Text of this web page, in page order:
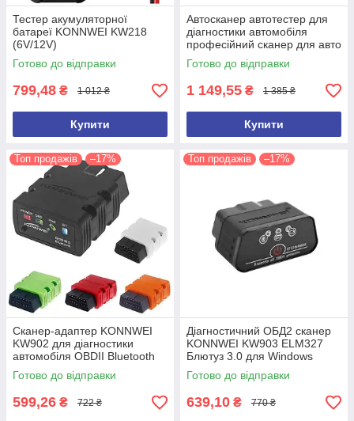
Тестер акумуляторної
батареї KONNWEI KW218
(6V/12V)
Готово до відправки
799,48 ₴ 1 012 ₴
Купити
Автосканер автотестер для
діагностики автомобіля
професійний сканер для авто
OBDII/EOBD Konnwei KW808
Готово до відправки
1 149,55 ₴ 1 385 ₴
Купити
Топ продажів –17%
Сканер-адаптер KONNWEI
KW902 для діагностики
автомобіля OBDII Bluetooth
3.0 Автосканер автотестер
ELM327
Готово до відправки
599,26 ₴ 722 ₴
Топ продажів –17%
Діагностичний ОБД2 сканер
KONNWEI KW903 ELM327
Блютуз 3.0 для Windows
Android IOS Автосканер
ELM327
Готово до відправки
639,10 ₴ 770 ₴